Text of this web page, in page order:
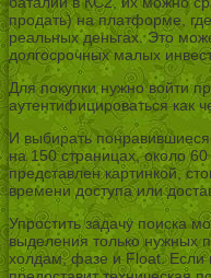
продать) на платформе,
реальных деньгах. Это
долгосрочных малых
Для покупки нужно войти
аутентифицироваться как
И выбирать
на 150 страницах, около
представлен картинкой,
времени доступа или
Упростить задачу поиска
выделения только нужных
холдам, фазе и Float. Если